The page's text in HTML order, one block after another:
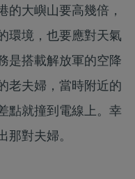
的大嶼山要高幾倍，
環境，也要應對天氣
是搭載解放軍的空降
老夫婦，當時附近的
點就撞到電線上。幸
那對夫婦。